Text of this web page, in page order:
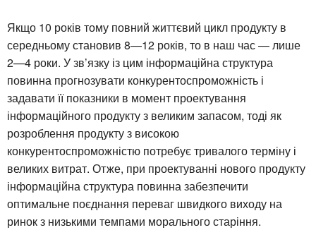
Якщо 10 років тому повний життєвий цикл продукту в
середньому становив 8—12 років, то в наш час — лише
2—4 роки. У зв’язку із цим інформаційна структура
повинна прогнозувати конкурентоспроможність і
задавати її показники в момент проектування
інформаційного продукту з великим запасом, тоді як
розроблення продукту з високою
конкурентоспроможністю потребує тривалого терміну і
великих витрат. Отже, при проектуванні нового продукту
інформаційна структура повинна забезпечити
оптимальне поєднання переваг швидкого виходу на
ринок з низькими темпами морального старіння.